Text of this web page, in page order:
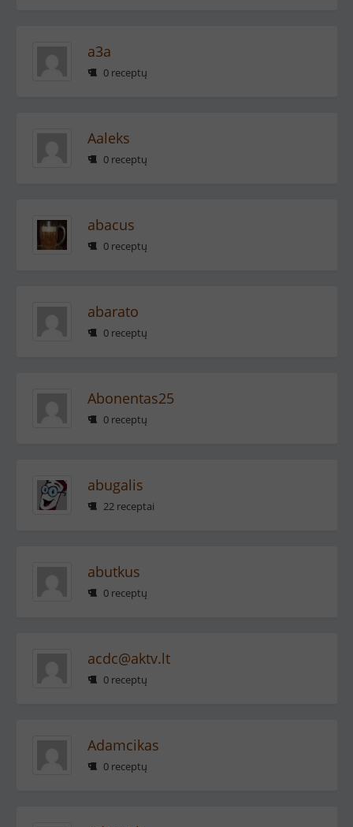
a3a
0 receptų
Aaleks
0 receptų
abacus
0 receptų
abarato
0 receptų
Abonentas25
0 receptų
abugalis
22 receptai
abutkus
0 receptų
acdc@aktv.lt
0 receptų
Adamcikas
0 receptų